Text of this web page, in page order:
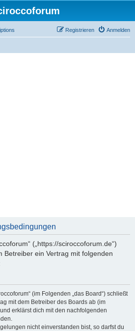
Anmelden
Registrieren
(„https://sciroccoforum.de“)
Betreiber ein Vertrag mit folgenden
(im Folgenden „das Board“) schließt
mit dem Betreiber des Boards ab (im
erklärst dich mit den nachfolgenden
nicht einverstanden bist, so darfst du